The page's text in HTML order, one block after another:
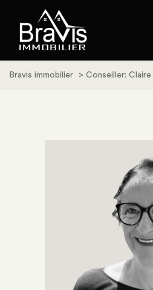
Bravis immobilier > Conseiller: Claire